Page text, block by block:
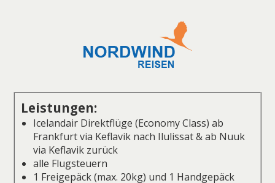
Leistungen:
Icelandair Direktflüge (Economy Class) ab
Frankfurt via Keflavik nach Ilulissat & ab Nuuk
via Keflavik zurück
alle Flugsteuern
1 Freigepäck (max. 20kg) und 1 Handgepäck